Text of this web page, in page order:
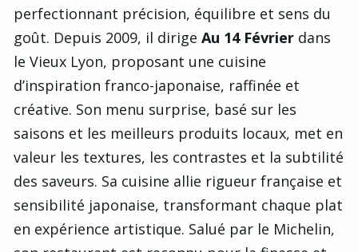
perfectionnant précision, équilibre et sens du
goût. Depuis 2009, il dirige Au 14 Février dans
le Vieux Lyon, proposant une cuisine
d’inspiration franco-japonaise, raffinée et
créative. Son menu surprise, basé sur les
saisons et les meilleurs produits locaux, met en
valeur les textures, les contrastes et la subtilité
des saveurs. Sa cuisine allie rigueur française et
sensibilité japonaise, transformant chaque plat
en expérience artistique. Salué par le Michelin,